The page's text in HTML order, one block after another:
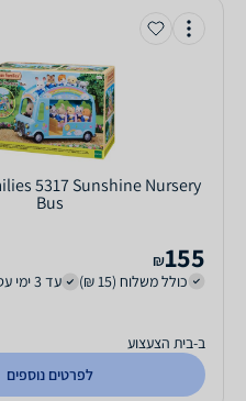
5317 Sunshine Nursery
Bus
155
₪
כולל משלוח (15 ₪)
עד 3 ימי עסקים
ב-בית הצעצוע
לפרטים נוספים